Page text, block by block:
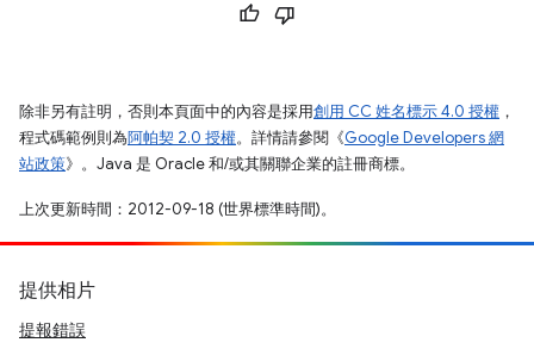
除非另有註明，否則本頁面中的內容是採用創用 CC 姓名標示 4.0 授權 ，
程式碼範例則為阿帕契 2.0 授權。詳情請參閱《Google Developers 網
站政策》。Java 是 Oracle 和/或其關聯企業的註冊商標。
上次更新時間：2012-09-18 (世界標準時間)。
提供相片
提報錯誤